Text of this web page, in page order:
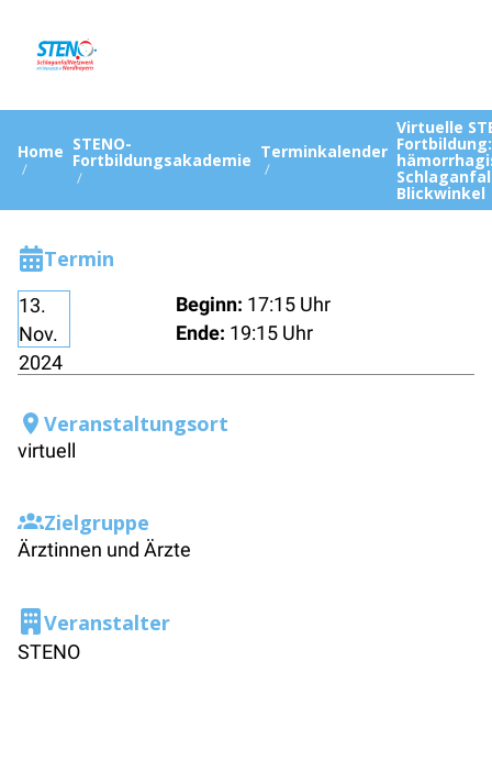
Home STENO-
Fortbildungsakademie Terminkalender
Virtuelle
Blickwinkel
Termin
13.
Nov.
2024
Beginn: 17:15 Uhr
Ende: 19:15 Uhr
Veranstaltungsort
virtuell
Zielgruppe
Ärztinnen und Ärzte
Veranstalter
STENO